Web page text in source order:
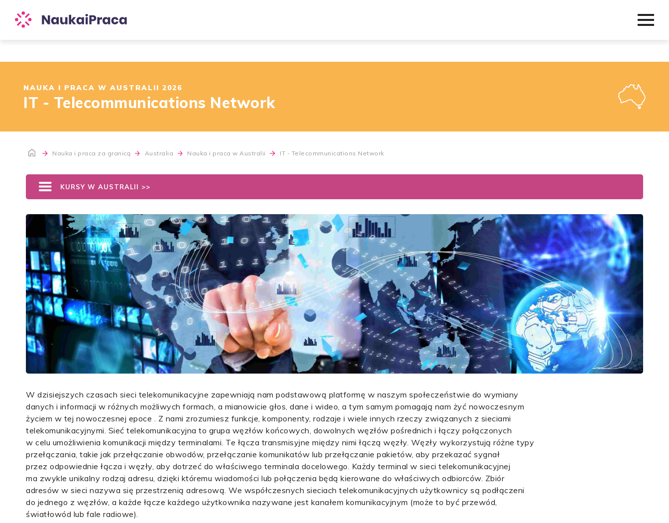
NAUKA I PRACA W AUSTRALII 2026
IT - Telecommunications Network
Nauka i praca za granicą Australia Nauka i praca w Australii IT - Telecommunications Network
KURSY W AUSTRALII >>
W dzisiejszych czasach sieci telekomunikacyjne zapewniają nam podstawową platformę w naszym społeczeństwie do wymiany
danych i informacji w różnych możliwych formach, a mianowicie głos, dane i wideo, a tym samym pomagają nam żyć nowoczesnym
życiem w tej nowoczesnej epoce . Z nami zrozumiesz funkcje, komponenty, rodzaje i wiele innych rzeczy związanych z sieciami
telekomunikacyjnymi. Sieć telekomunikacyjna to grupa węzłów końcowych, dowolnych węzłów pośrednich i łączy połączonych
w celu umożliwienia komunikacji między terminalami. Te łącza transmisyjne między nimi łączą węzły. Węzły wykorzystują różne typy
przełączania, takie jak przełączanie obwodów, przełączanie komunikatów lub przełączanie pakietów, aby przekazać sygnał
przez odpowiednie łącza i węzły, aby dotrzeć do właściwego terminala docelowego. Każdy terminal w sieci telekomunikacyjnej
ma zwykle unikalny rodzaj adresu, dzięki któremu wiadomości lub połączenia będą kierowane do właściwych odbiorców. Zbiór
adresów w sieci nazywa się przestrzenią adresową. We współczesnych sieciach telekomunikacyjnych użytkownicy są podłączeni
do jednego z węzłów, a każde łącze każdego użytkownika nazywane jest kanałem komunikacyjnym (może to być przewód,
światłowód lub fale radiowe).